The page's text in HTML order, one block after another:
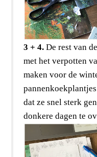
3 + 4.De rest van
met het verpotten
maken voor de
dat ze snel sterk
donkere dagen te